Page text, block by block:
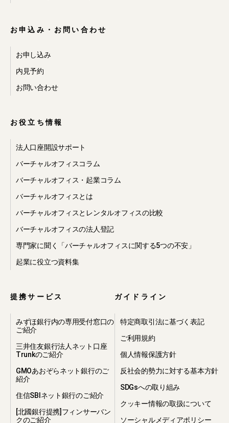
お申込み・お問い合わせ
お申し込み
内見予約
お問い合わせ
お役立ち情報
法人口座開設サポート
バーチャルオフィスコラム
バーチャルオフィス・起業コラム
バーチャルオフィスとは
バーチャルオフィスとレンタルオフィスの比較
バーチャルオフィスの法人登記
専門家に聞く「バーチャルオフィスに関する5つの不安」
起業に役立つ資料集
提携サービス
みずほ銀行内の専用受付窓口の
ご紹介
三井住友銀行法人ネット口座
Trunkのご紹介
GMOあおぞらネット銀行のご
紹介
住信SBIネット銀行のご紹介
[北國銀行提携]フィンサーバン
クのご紹介
ガイドライン
特定商取引法に基づく表記
ご利用規約
個人情報保護方針
反社会的勢力に対する基本方針
SDGsへの取り組み
クッキー情報の取扱について
ソーシャルメディアポリシー